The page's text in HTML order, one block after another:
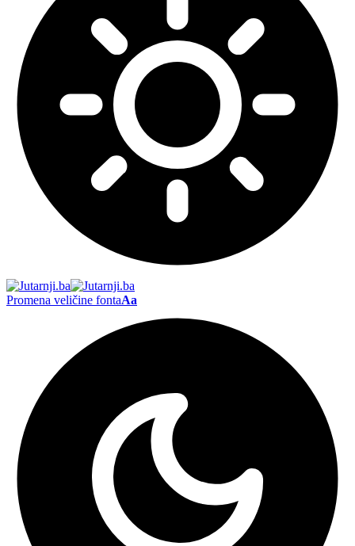
Promena veličine fontaAa